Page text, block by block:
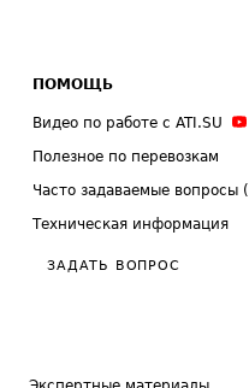
ПОМОЩЬ
Видео по работе с ATI.SU
Полезное по перевозкам
Часто задаваемые вопросы
Техническая информация
ЗАДАТЬ ВОПРОС